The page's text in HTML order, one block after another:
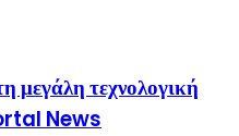
μεγάλη τεχνολογική
News